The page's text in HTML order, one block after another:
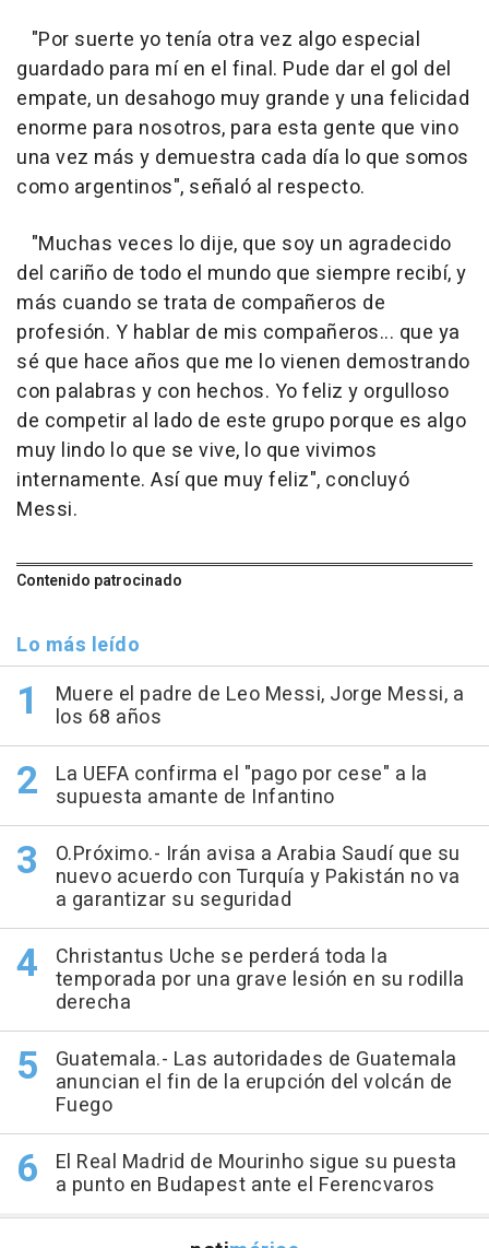
"Por suerte yo tenía otra vez algo especial
guardado para mí en el final. Pude dar el gol del
empate, un desahogo muy grande y una felicidad
enorme para nosotros, para esta gente que vino
una vez más y demuestra cada día lo que somos
como argentinos", señaló al respecto.
"Muchas veces lo dije, que soy un agradecido
del cariño de todo el mundo que siempre recibí, y
más cuando se trata de compañeros de
profesión. Y hablar de mis compañeros... que ya
sé que hace años que me lo vienen demostrando
con palabras y con hechos. Yo feliz y orgulloso
de competir al lado de este grupo porque es algo
muy lindo lo que se vive, lo que vivimos
internamente. Así que muy feliz", concluyó
Messi.
Contenido patrocinado
Lo más leído
Muere el padre de Leo Messi, Jorge Messi, a
los 68 años
La UEFA confirma el "pago por cese" a la
supuesta amante de Infantino
O.Próximo.- Irán avisa a Arabia Saudí que su
nuevo acuerdo con Turquía y Pakistán no va
a garantizar su seguridad
Christantus Uche se perderá toda la
temporada por una grave lesión en su rodilla
derecha
Guatemala.- Las autoridades de Guatemala
anuncian el fin de la erupción del volcán de
Fuego
El Real Madrid de Mourinho sigue su puesta
a punto en Budapest ante el Ferencvaros